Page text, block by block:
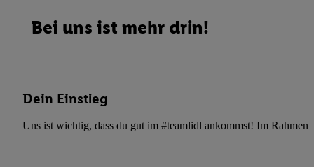
Bei uns ist mehr drin!
Dein Einstieg
Uns ist wichtig, dass du gut im #teamlidl ankommst! Im Rahmen